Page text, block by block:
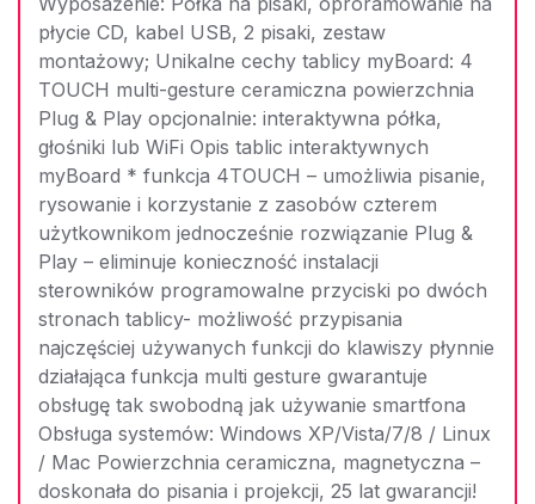
płycie CD, kabel USB, 2 pisaki, zestaw
montażowy; Unikalne cechy tablicy myBoard: 4
TOUCH multi-gesture ceramiczna powierzchnia
Plug & Play opcjonalnie: interaktywna półka,
głośniki lub WiFi Opis tablic interaktywnych
myBoard * funkcja 4TOUCH – umożliwia pisanie,
rysowanie i korzystanie z zasobów czterem
użytkownikom jednocześnie rozwiązanie Plug &
Play – eliminuje konieczność instalacji
sterowników programowalne przyciski po dwóch
stronach tablicy- możliwość przypisania
najczęściej używanych funkcji do klawiszy płynnie
działająca funkcja multi gesture gwarantuje
obsługę tak swobodną jak używanie smartfona
Obsługa systemów: Windows XP/Vista/7/8 / Linux
/ Mac Powierzchnia ceramiczna, magnetyczna –
doskonała do pisania i projekcji, 25 lat gwarancji!